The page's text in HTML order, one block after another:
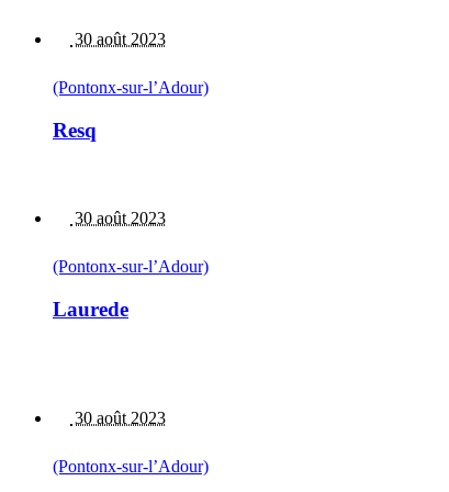
30 août 2023
(Pontonx-sur-l’Adour)
Resq
30 août 2023
(Pontonx-sur-l’Adour)
Laurede
30 août 2023
(Pontonx-sur-l’Adour)